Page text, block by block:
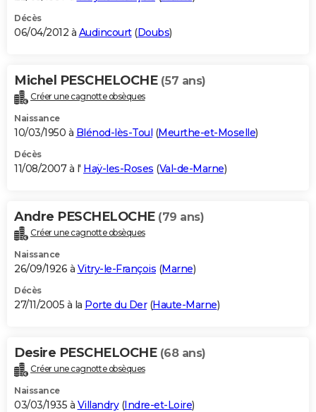
Décès
06/04/2012 à Audincourt(Doubs)
Michel PESCHELOCHE (57 ans)
Créer une cagnotte obsèques
Naissance
10/03/1950 à Blénod-lès-Toul (Meurthe-et-Moselle)
Décès
11/08/2007 à l' Haÿ-les-Roses (Val-de-Marne)
Andre PESCHELOCHE (79 ans)
Créer une cagnotte obsèques
Naissance
26/09/1926 à Vitry-le-François (Marne)
Décès
27/11/2005 à la Porte du Der(Haute-Marne)
Desire PESCHELOCHE (68 ans)
Créer une cagnotte obsèques
Naissance
03/03/1935 à Villandry(Indre-et-Loire)